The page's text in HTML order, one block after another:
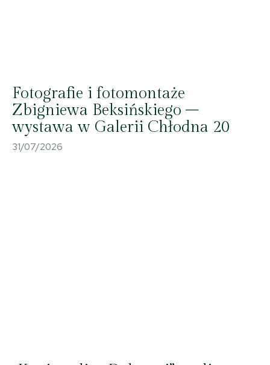
Fotografie i fotomontaże
Zbigniewa Beksińskiego –
wystawa w Galerii Chłodna 20
31/07/2026